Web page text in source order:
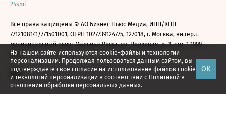
На нашем сайте используются cookie-файлы и технологии
персонализации. Продолжая пользоваться данным сайтом, вы
подтверждаете свое согласие на использование файлов cookie
и технологий персонализации в соответствии с Политикой в
отношении обработки персональных данных.
ОК
24smi
Все права защищены © АО Бизнес Ньюс Медиа, ИНН/КПП
7712108141/771501001, ОГРН 1027739124775, 127018, г. Москва, вн.тер.г.
муниципальный округ Марьина Роща, ул. Полковая, д. 3, стр. 1 1999—
2026